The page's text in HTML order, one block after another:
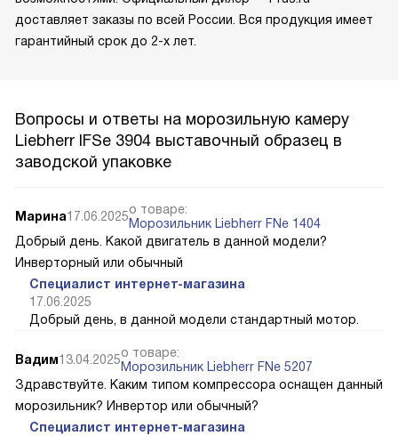
доставляет заказы по всей России. Вся продукция имеет
гарантийный срок до 2-х лет.
Вопросы и ответы на морозильную камеру
Liebherr IFSe 3904 выставочный образец в
заводской упаковке
Марина17.06.2025о товаре:
Морозильник Liebherr FNe 1404
Добрый день. Какой двигатель в данной модели?
Инверторный или обычный
Специалист интернет-магазина
17.06.2025
Добрый день, в данной модели стандартный мотор.
Вадим13.04.2025о товаре:
Морозильник Liebherr FNe 5207
Здравствуйте. Каким типом компрессора оснащен данный
морозильник? Инвертор или обычный?
Специалист интернет-магазина